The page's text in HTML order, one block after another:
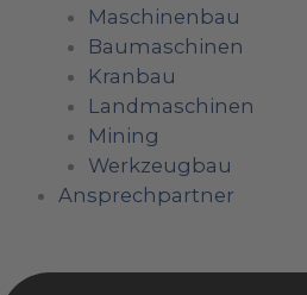
Maschinenbau
Baumaschinen
Kranbau
Landmaschinen
Mining
Werkzeugbau
Ansprechpartner